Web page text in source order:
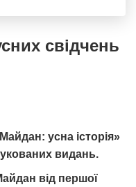
свідчень
усна історія»
видань.
від першої